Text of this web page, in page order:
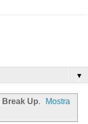
▼
Break Up.
Mostra